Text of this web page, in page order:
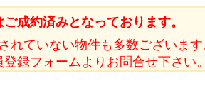
成約済みとなっております。
れていない物件も多数ございます
録フォームよりお問合せ下さい。